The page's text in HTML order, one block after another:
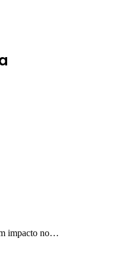
impacto no…